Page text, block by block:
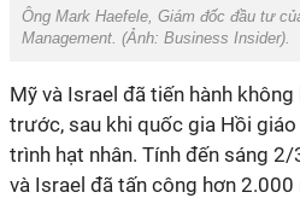
Ông Mark Haefele, Giám đốc đầu tư
Management. (Ảnh: Business Insider).
Mỹ và Israel đã tiến hành
trước, sau khi quốc gia Hồi
trình hạt nhân. Tính đến sáng
và Israel đã tấn công hơn